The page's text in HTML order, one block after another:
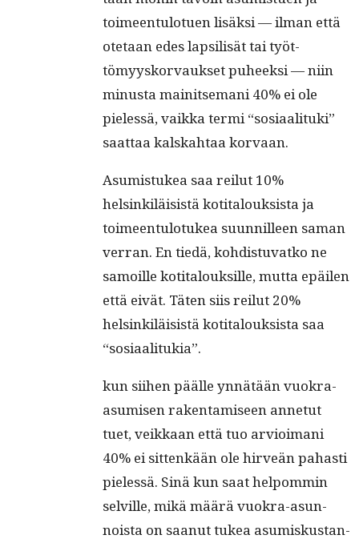
toimeen­tu­lotuen lisäk­si — ilman että
ote­taan edes lap­sil­isät tai työt­
tömyysko­r­vauk­set puheek­si — niin
minus­ta mainit­se­mani 40% ei ole
pielessä, vaik­ka ter­mi “sosi­aal­i­tu­ki”
saat­taa kalskah­taa korvaan.
Asum­is­tukea saa reilut 10%
helsinkiläi­sistä koti­talouk­sista ja
toimeen­tu­lo­tukea suun­nilleen saman
ver­ran. En tiedä, kohdis­tu­vatko ne
samoille koti­talouk­sille, mut­ta epäilen
että eivät. Täten siis reilut 20%
helsinkiläi­sistä koti­talouk­sista saa
“sosi­aal­i­tukia”.
kun siihen päälle ynnätään vuokra-
asumisen rak­en­tamiseen annetut
tuet, veikkaan että tuo arvioimani
40% ei sit­tenkään ole hirveän pahasti
pielessä. Sinä kun saat helpom­min
selville, mikä määrä vuokra-asun­
noista on saanut tukea asumiskus­tan­